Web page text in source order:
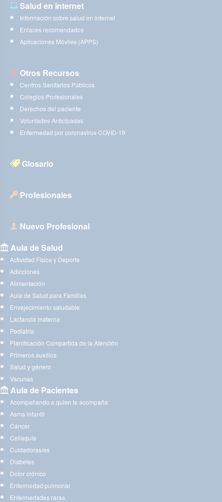
Salud en Internet
Información sobre salud en internet
Enlaces recomendados
Aplicaciones Móviles (APPS)
Otros Recursos
Centros Sanitarios Públicos
Colegios Profesionales
Derechos del paciente
Voluntades Anticipadas
Enfermedad por coronavirus COVID-19
Glosario
Profesionales
Nuevo Profesional
Aula de Salud
Actividad Física y Deporte
Adicciones
Alimentación
Aula de Salud para Familias
Envejecimiento saludable
Lactancia materna
Pediatría
Planificación Compartida de la Atención
Primeros auxilios
Salud y género
Vacunas
Aula de Pacientes
Acompañando a quien te acompaña
Asma infantil
Cáncer
Celiaquía
Cuidadoras/es
Diabetes
Dolor crónico
Enfermedad pulmonar
Enfermedades raras